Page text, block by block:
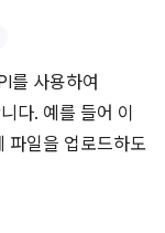
를 사용하여
다. 예를 들어 이
파일을 업로드하도